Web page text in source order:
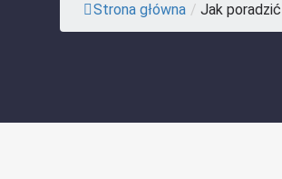
Strona główna / Jak